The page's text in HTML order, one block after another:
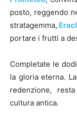
posto, reggendo
stratagemma,
portare i frutti a
Completate le
la gloria eterna.
redenzione,
cultura antica.